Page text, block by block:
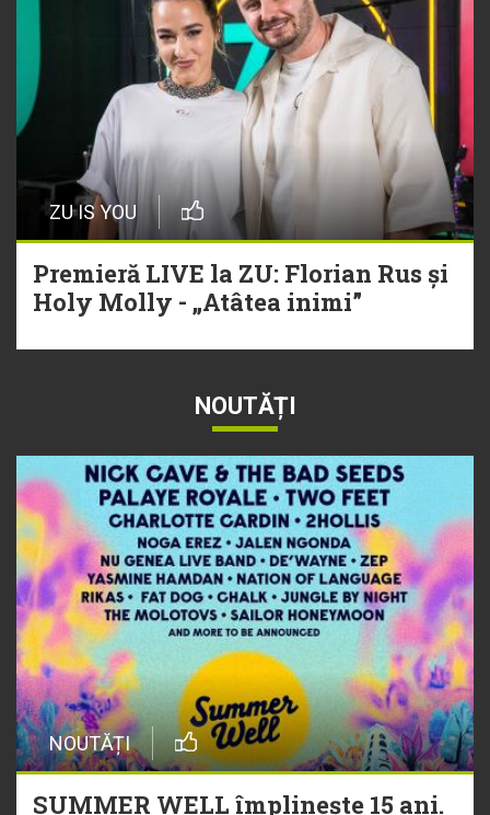
ZU IS YOU
Premieră LIVE la ZU: Florian Rus și
Holy Molly - „Atâtea inimi”
NOUTĂȚI
NOUTĂȚI
SUMMER WELL împlinește 15 ani.